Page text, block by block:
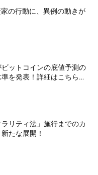
の行動に、異例の動きが
ットコインの底値予測の
を発表！詳細はこちら…
リティ法」施行までのカ
たな展開！